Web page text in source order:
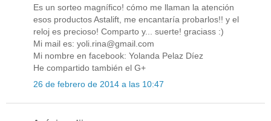
Es un sorteo magnífico! cómo me llaman la atención
esos productos Astalift, me encantaría probarlos!! y el
reloj es precioso! Comparto y... suerte! graciass :)
Mi mail es: yoli.rina@gmail.com
Mi nombre en facebook: Yolanda Pelaz Díez
He compartido también el G+
26 de febrero de 2014 a las 10:47